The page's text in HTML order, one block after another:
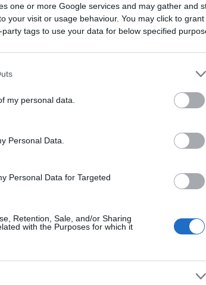
one or more Google services and may gather and
your visit or usage behaviour. You may click to
tags to use your data for below specified
my personal data.
Personal Data.
Personal Data for Targeted
Retention, Sale, and/or Sharing
with the Purposes for which it